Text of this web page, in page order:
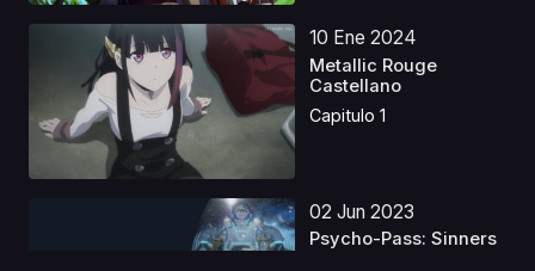
10 Ene 2024
Metallic Rouge
Castellano
Capitulo 1
02 Jun 2023
Psycho-Pass: Sinners